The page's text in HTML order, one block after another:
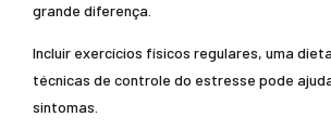
grande diferença.
Incluir exercícios físicos regulares, uma
técnicas de controle do estresse pode
sintomas.